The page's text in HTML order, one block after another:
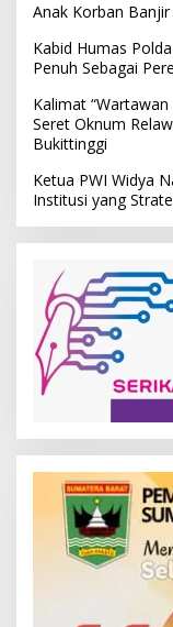
Anak Korban
Kabid Humas
Penuh Sebagai
Kalimat
Seret Oknum
Bukittinggi
Ketua PWI Widya
Institusi yang